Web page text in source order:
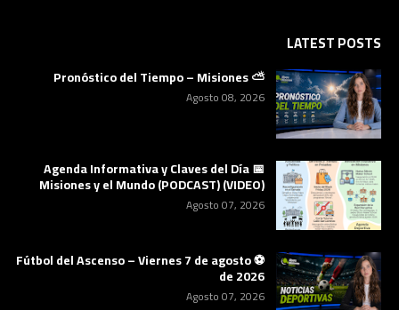
LATEST POSTS
⛅ Pronóstico del Tiempo – Misiones
Agosto 08, 2026
📅 Agenda Informativa y Claves del Día
Misiones y el Mundo (PODCAST) (VIDEO)
Agosto 07, 2026
⚽ Fútbol del Ascenso – Viernes 7 de agosto
de 2026
Agosto 07, 2026